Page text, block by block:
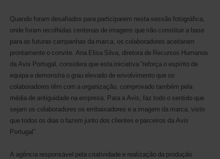
Quando foram desafiados para participarem nesta sessão fotográfica,
onde foram recolhidas centenas de imagens que irão constituir a base
para as futuras campanhas da marca, os colaboradores aceitaram
prontamente o convite. Ana Elisa Silva, diretora de Recursos Humanos
da Avis Portugal, considera que esta iniciativa “reforça o espírito de
equipa e demonstra o grau elevado de envolvimento que os
colaboradores têm com a organização, comprovado também pela
média de antiguidade na empresa. Para a Avis, faz todo o sentido que
sejam os colaboradores os embaixadores e a imagem da marca, visto
que todos os dias o fazem junto dos clientes e parceiros da Avis
Portugal”.
A agência responsável pela criatividade e realização da produção